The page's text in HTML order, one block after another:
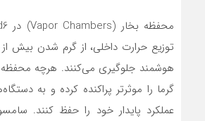
توزیع حرارت داخلی، از گرم شدن بیش
هوشمند جلوگیری می‌کنند. هرچه محفظه
گرما را موثرتر پراکنده کرده و به